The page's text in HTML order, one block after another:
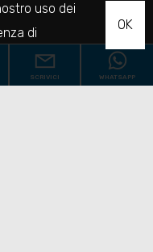
SCRIVICI WHATSAPP
uso dei
di
OK